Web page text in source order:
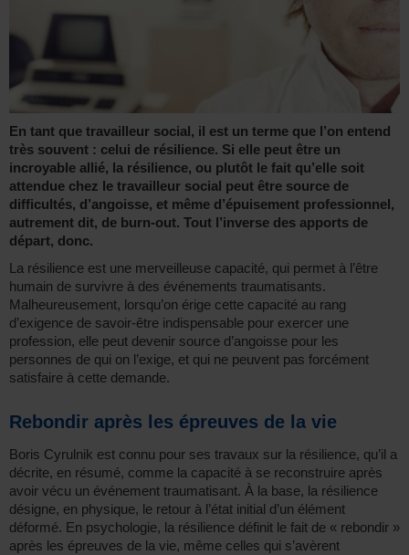
En tant que travailleur social, il est un terme que l’on entend
très souvent : celui de résilience. Si elle peut être un
incroyable allié, la résilience, ou plutôt le fait qu’elle soit
attendue chez le travailleur social peut être source de
difficultés, d’angoisse, et même d’épuisement professionnel,
autrement dit, de burn-out. Tout l’inverse des apports de
départ, donc.
La résilience est une merveilleuse capacité, qui permet à l’être
humain de survivre à des événements traumatisants.
Malheureusement, lorsqu’on érige cette capacité au rang
d’exigence de savoir-être indispensable pour exercer une
profession, elle peut devenir source d’angoisse pour les
personnes de qui on l’exige, et qui ne peuvent pas forcément
satisfaire à cette demande.
Rebondir après les épreuves de la vie
Boris Cyrulnik est connu pour ses travaux sur la résilience, qu’il a
décrite, en résumé, comme la capacité à se reconstruire après
avoir vécu un événement traumatisant. À la base, la résilience
désigne, en physique, le retour à l’état initial d’un élément
déformé. En psychologie, la résilience définit le fait de « rebondir »
après les épreuves de la vie, même celles qui s’avèrent